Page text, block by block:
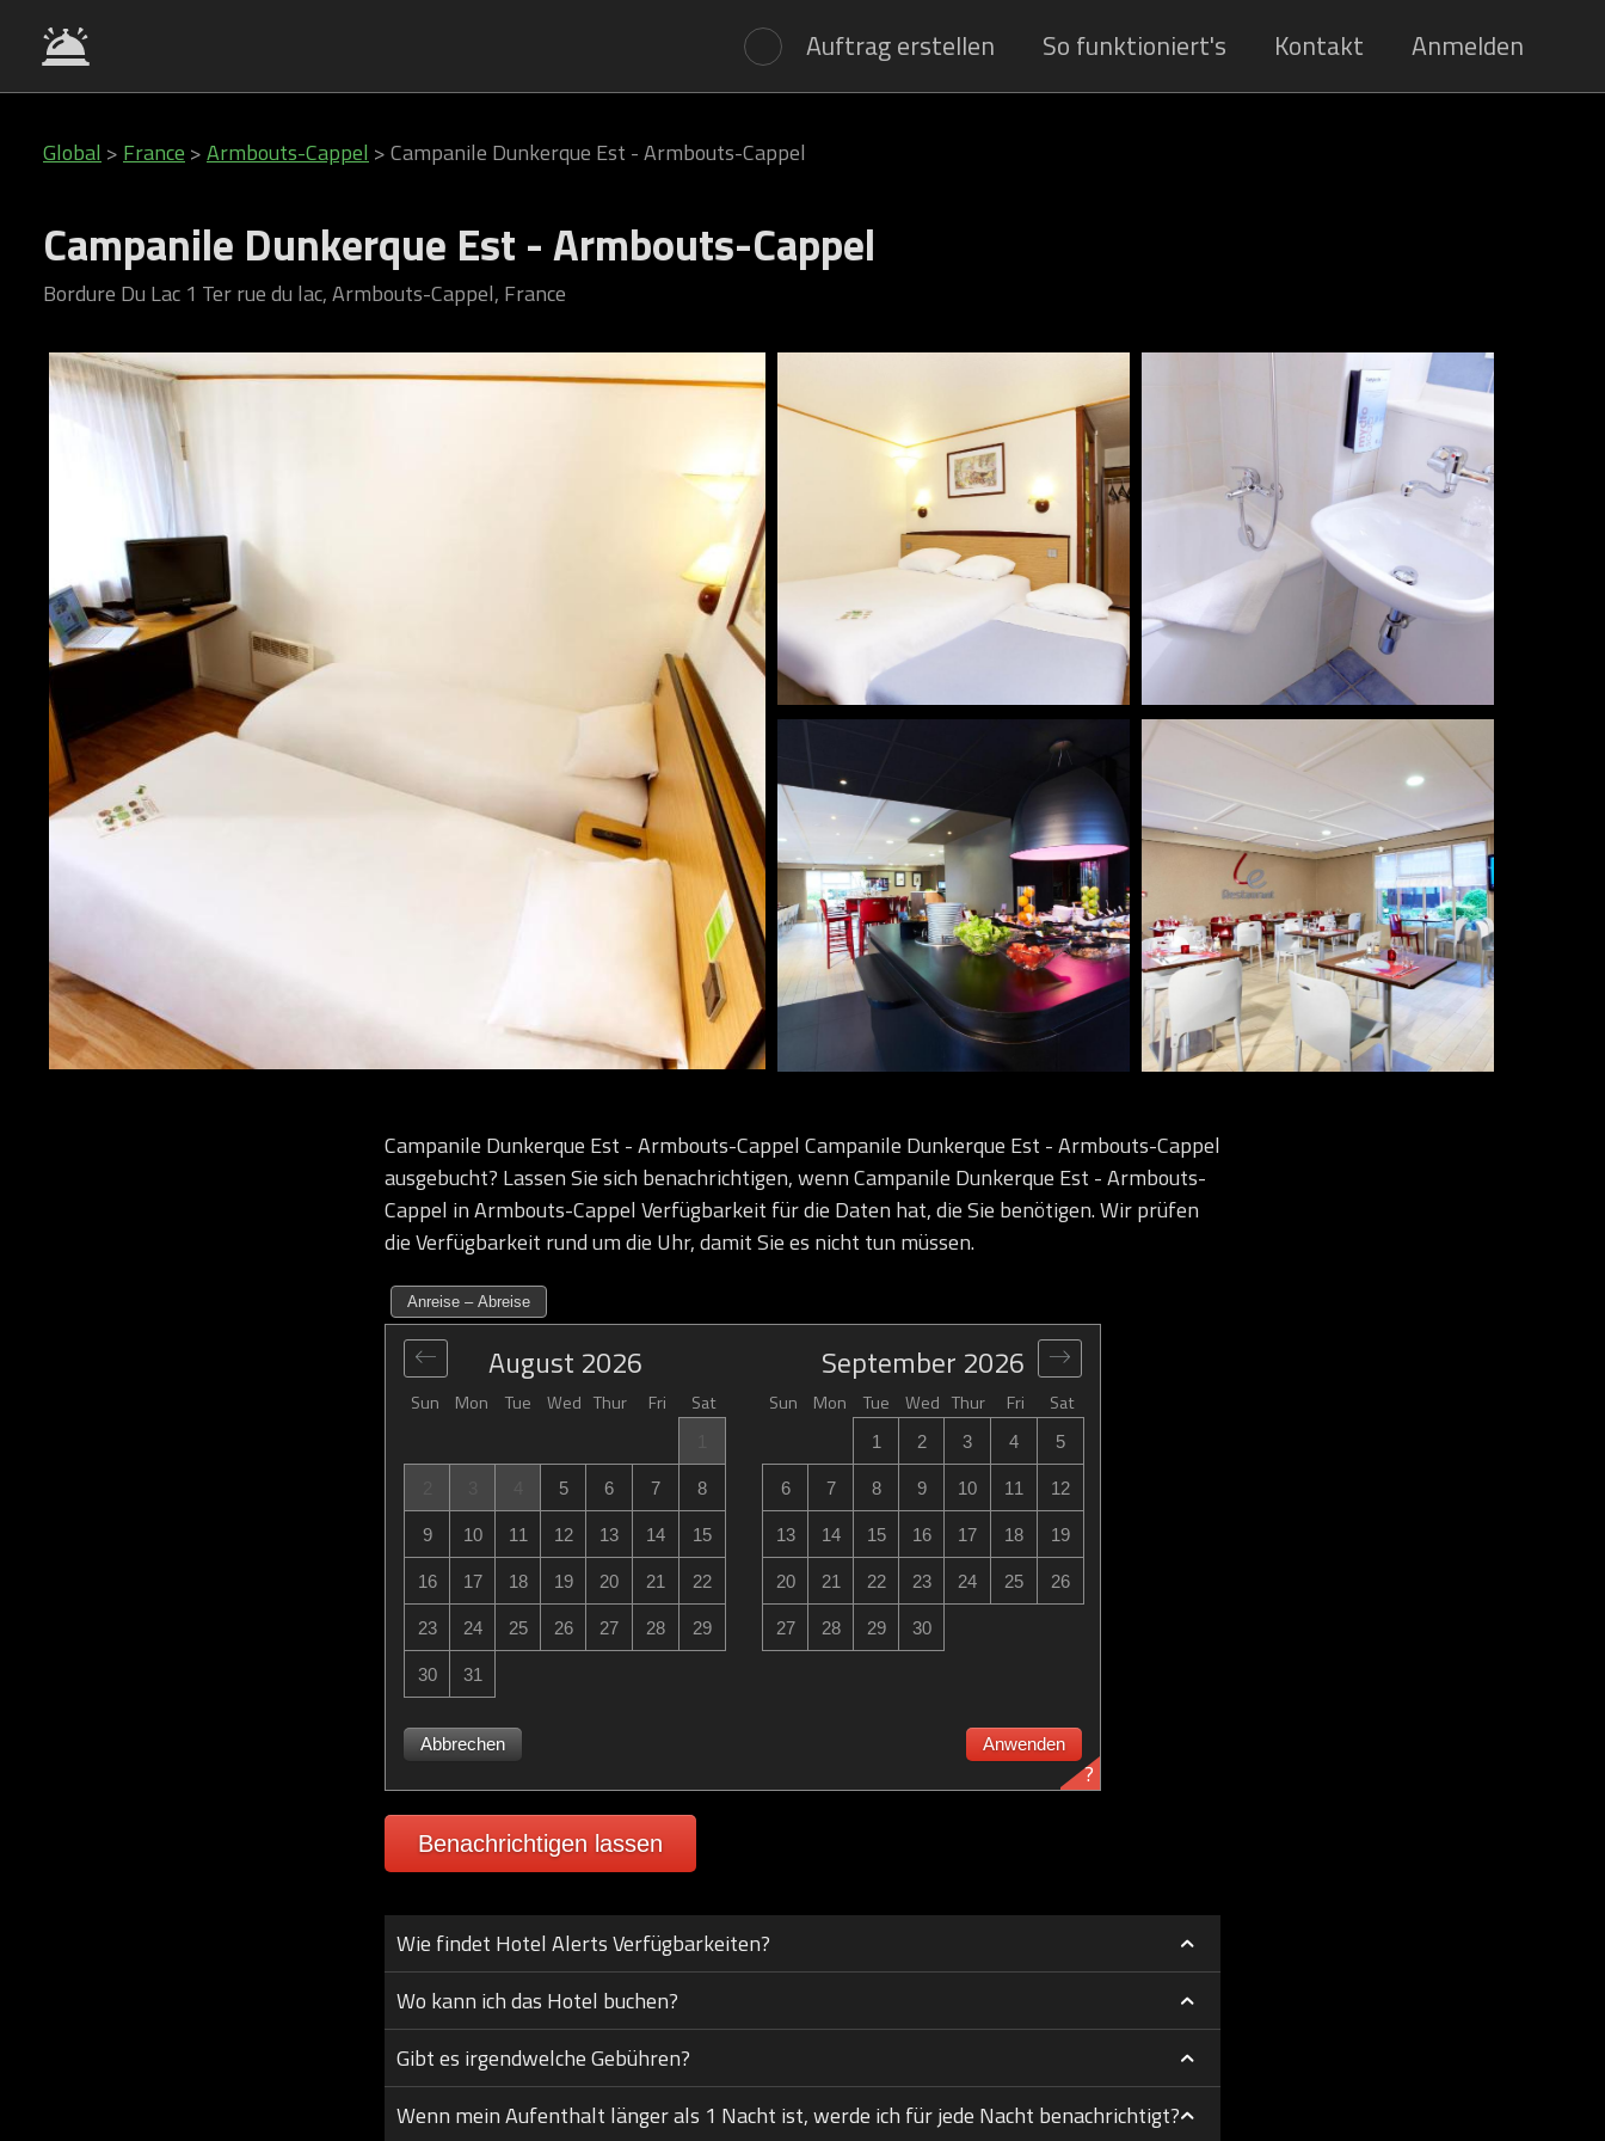
Auftrag erstellen So funktioniert's Kontakt Anmelden
Global > France >Armbouts-Cappel >Campanile Dunkerque Est - Armbouts-Cappel
Campanile Dunkerque Est - Armbouts-Cappel
Bordure Du Lac 1 Ter rue du lac, Armbouts-Cappel, France
Campanile Dunkerque Est - Armbouts-Cappel Campanile Dunkerque Est - Armbouts-Cappel
ausgebucht? Lassen Sie sich benachrichtigen, wenn Campanile Dunkerque Est - Armbouts-
Cappel in Armbouts-Cappel Verfügbarkeit für die Daten hat, die Sie benötigen. Wir prüfen
die Verfügbarkeit rund um die Uhr, damit Sie es nicht tun müssen.
Anreise – Abreise
Sun Mon Tue Wed Thur Fri Sat Sun Mon Tue Wed Thur Fri Sat
August 2026
5 6 7 8
9 10 11 12 13 14 15
16 17 18 19 20 21 22
23 24 25 26 27 28 29
30 31
September 2026
1 2 3 4 5
6 7 8 9 10 11 12
13 14 15 16 17 18 19
20 21 22 23 24 25 26
27 28 29 30
Abbrechen Anwenden
?
Benachrichtigen lassen
Wie findet Hotel Alerts Verfügbarkeiten?
Wo kann ich das Hotel buchen?
Gibt es irgendwelche Gebühren?
Wenn mein Aufenthalt länger als 1 Nacht ist, werde ich für jede Nacht benachrichtigt?